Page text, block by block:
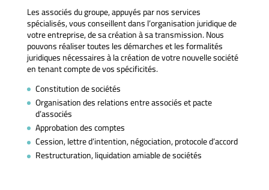
Les associés du groupe, appuyés par nos services
spécialisés, vous conseillent dans l’organisation juridique de
votre entreprise, de sa création à sa transmission. Nous
pouvons réaliser toutes les démarches et les formalités
juridiques nécessaires à la création de votre nouvelle société
en tenant compte de vos spécificités.
Constitution de sociétés
Organisation des relations entre associés et pacte
d’associés
Approbation des comptes
Cession, lettre d’intention, négociation, protocole d’accord
Restructuration, liquidation amiable de sociétés